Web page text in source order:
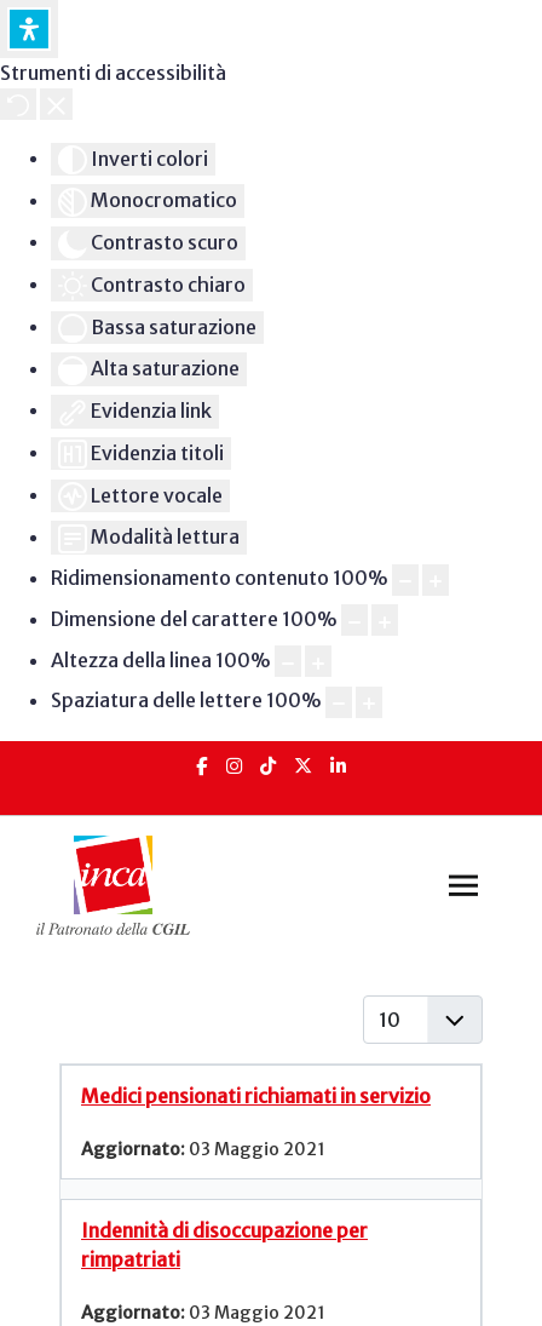
Strumenti di accessibilità
Inverti colori
Monocromatico
Contrasto scuro
Contrasto chiaro
Bassa saturazione
Alta saturazione
Evidenzia link
Evidenzia titoli
Lettore vocale
Modalità lettura
Ridimensionamento contenuto 100%
Dimensione del carattere 100%
Altezza della linea 100%
Spaziatura delle lettere 100%
Visualizza #
Medici pensionati richiamati in servizio
03 Maggio 2021
Indennità di disoccupazione per
rimpatriati
03 Maggio 2021